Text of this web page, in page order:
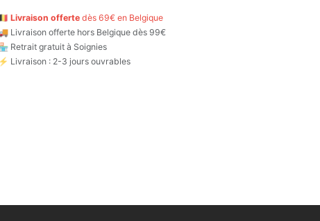
Livraison offerte dès 69€ en Belgique
Livraison offerte hors Belgique dès 99€
Retrait gratuit à Soignies
⚡ Livraison : 2-3 jours ouvrables